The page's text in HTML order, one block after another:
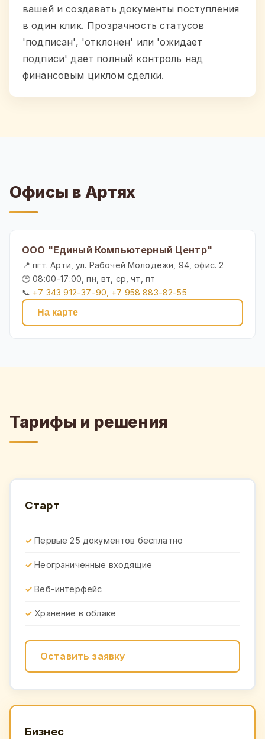
вашей и создавать документы поступления
в один клик. Прозрачность статусов
'подписан', 'отклонен' или 'ожидает
подписи' дает полный контроль над
финансовым циклом сделки.
Офисы в Артях
ООО "Единый Компьютерный Центр"
📍 пгт. Арти, ул. Рабочей Молодежи, 94, офис. 2
🕒 08:00-17:00, пн, вт, ср, чт, пт
📞 +7 343 912-37-90, +7 958 883-82-55
На карте
Тарифы и решения
Старт
Первые 25 документов бесплатно
Неограниченные входящие
Веб-интерфейс
Хранение в облаке
Оставить заявку
Бизнес